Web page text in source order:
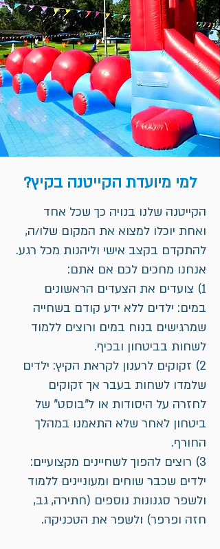
למי מיועדת הקייטנה בקיץ?
הקייטנה שלנו בנויה כך שכל אחד
ואחת יוכלו למצוא את המקום שלו/ה,
להתקדם בקצב אישי וליהנות מכל רגע.
אנחנו מחכים לכם אם אתם:
1) צועדים את הצעדים הראשונים
במים: ילדים ללא ידע קודם בשחייה
שמרגישים בנוח במים ורוצים ללמוד
לשחות בביטחון ובכיף.
2) זקוקים לרענון לקראת הקיץ: ילדים
שלמדו לשחות בעבר אך זקוקים
לחזרה על היסודות או ל"בוסט" של
ביטחון לאחר שלא התאמנו במהלך
החורף.
3) רוצים להפוך לשחיינים מקצועיים:
ילדים שכבר שוחים ומעוניינים ללמוד
ולשפר סגנונות נוספים (חתירה, גב,
חזה ופרפר) ולשפר את הטכניקה.